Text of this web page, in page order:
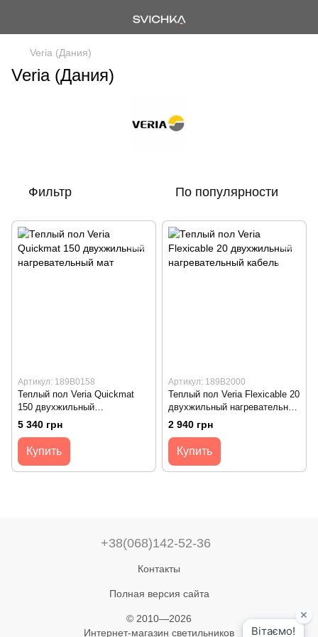
Veria (Дания)
Veria (Дания)
Фильтр По популярности
Артикул: 189B0158
Теплый пол Veria Quickmat
150 двухжильный
нагревательный мат 150 Вт,
230V, 1 м2, 0,5х2м
5 340 грн
Купить
Артикул: 189B2000
Теплый пол Veria Flexicable 20
двухжильный нагревательный
кабель 197 Вт, 230V, 10м
2 940 грн
Купить
+38(068)142-52-36
Контакты
Полная версия сайта
© 2010—2026
Интернет-магазин светильников